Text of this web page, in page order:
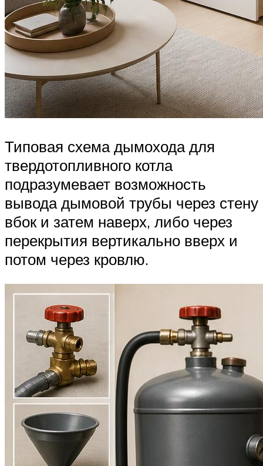
Типовая схема дымохода для
твердотопливного котла
подразумевает возможность
вывода дымовой трубы через стену
вбок и затем наверх, либо через
перекрытия вертикально вверх и
потом через кровлю.